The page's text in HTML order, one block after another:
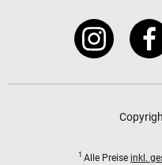
1 Alle Preise inkl.